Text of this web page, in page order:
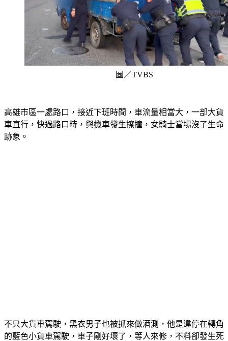
圖／TVBS
車直行，快過路口時，與機車發生擦撞，女騎士當場沒了生命
跡象。
的藍色小貨車駕駛，車子剛好壞了，等人來修，不料卻發生死
亡車禍。